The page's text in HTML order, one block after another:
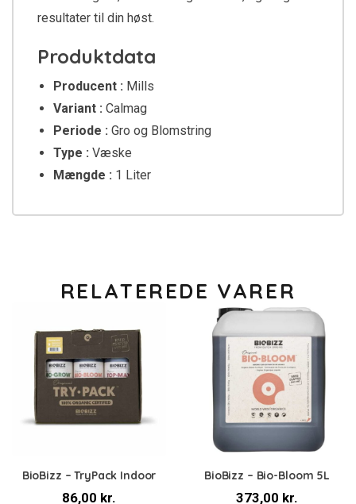
resultater til din høst.
Produktdata
Producent : Mills
Variant : Calmag
Periode : Gro og Blomstring
Type : Væske
Mængde : 1 Liter
RELATEREDE VARER
BioBizz – TryPack Indoor
86,00 kr.
BioBizz – Bio-Bloom 5L
373,00 kr.